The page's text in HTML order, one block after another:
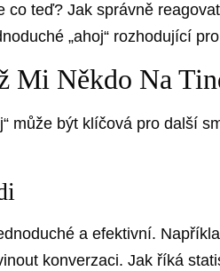
co teď? Jak správně
„ahoj“ rozhodující
Mi Někdo Na
může být klíčová pro další
a efektivní.
konverzaci. Jak říká